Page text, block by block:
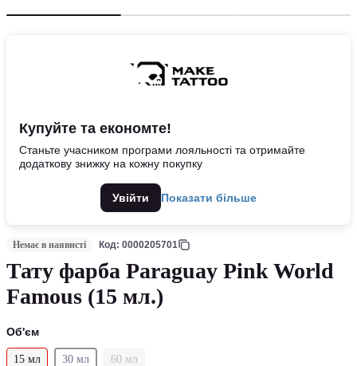
Купуйте та економте!
Станьте учасником програми лояльності та отримайте
додаткову знижку на кожну покупку
Увійти Показати більше
Немає в наявнсті Код: 0000205701
Тату фарба Paraguay Pink World
Famous (15 мл.)
Об'єм
15 мл 30 мл 60 мл